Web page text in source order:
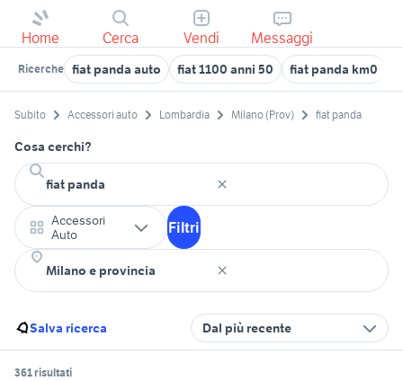
Home Cerca Vendi Messaggi
Ricerche fiat panda auto fiat 1100 anni 50 fiat panda km0
Subito Accessori auto Lombardia Milano (Prov) fiat panda
Cosa cerchi?
Accessori
Auto
Filtri
Salva ricerca Dal più recente
361 risultati